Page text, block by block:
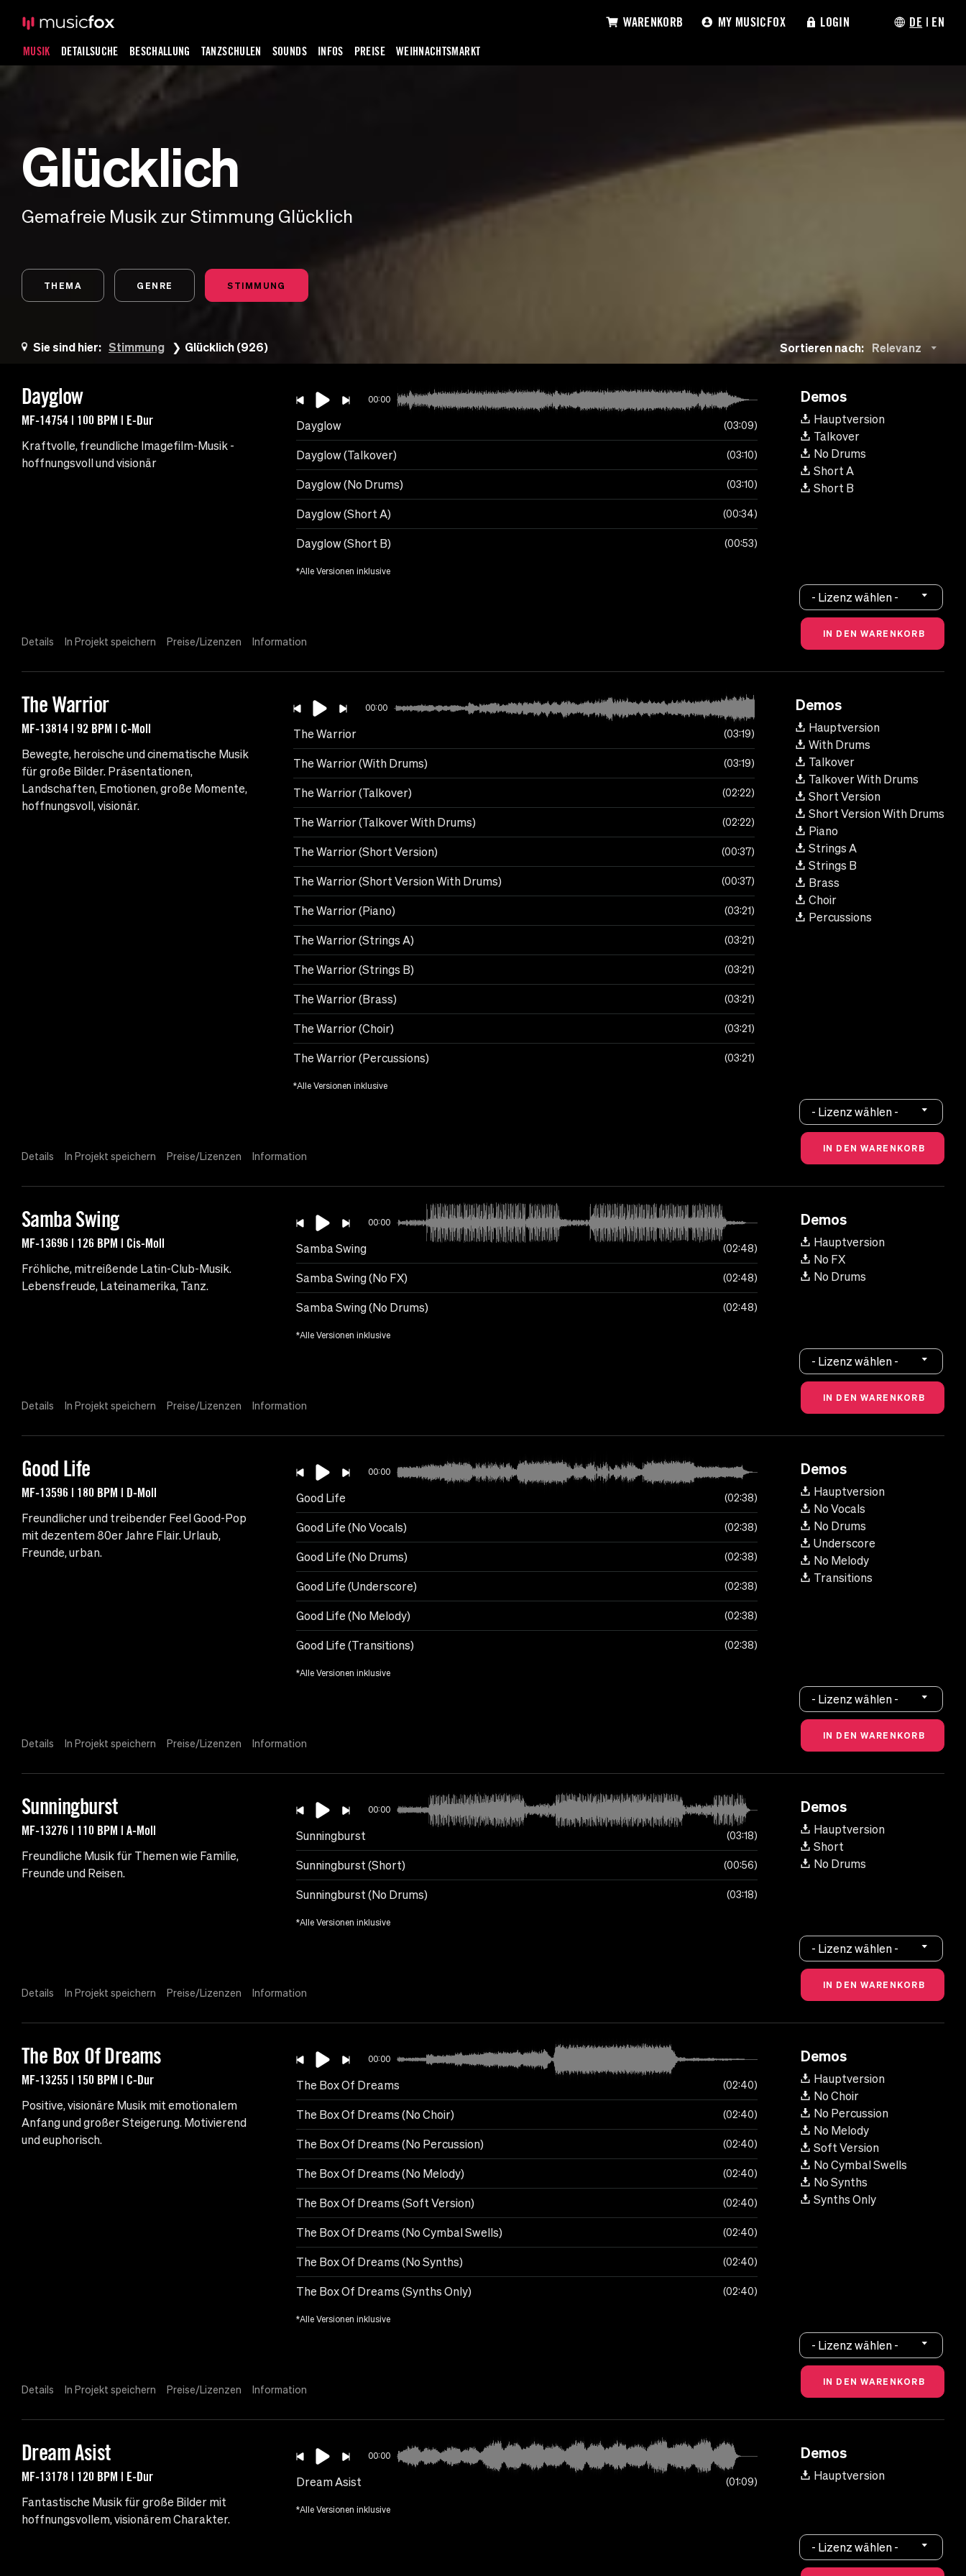
MUSIK DETAILSUCHE BESCHALLUNG TANZSCHULEN SOUNDS INFOS PREISE WEIHNACHTSMARKT
WARENKORB MY MUSICFOX LOGIN DE | EN
Glücklich
Gemafreie Musik zur Stimmung Glücklich
THEMA GENRE STIMMUNG
Sie sind hier: Stimmung Glücklich (926) Sortieren nach: Relevanz
Dayglow
MF-14754 | 100 BPM | E-Dur
Kraftvolle, freundliche Imagefilm-Musik -
hoffnungsvoll und visionär
00:00
Dayglow 03:09
Dayglow (Talkover) 03:10
Dayglow (No Drums) 03:10
Dayglow (Short A) 00:34
Dayglow (Short B) 00:53
*Alle Versionen inklusive
Demos
Hauptversion
Talkover
No Drums
Short A
Short B
Details In Projekt speichern Preise/Lizenzen Information
- Lizenz wählen -
The Warrior
MF-13814 | 92 BPM | C-Moll
Bewegte, heroische und cinematische Musik
für große Bilder. Präsentationen,
Landschaften, Emotionen, große Momente,
hoffnungsvoll, visionär.
00:00
The Warrior 03:19
The Warrior (With Drums) 03:19
The Warrior (Talkover) 02:22
The Warrior (Talkover With Drums) 02:22
The Warrior (Short Version) 00:37
The Warrior (Short Version With Drums) 00:37
The Warrior (Piano) 03:21
The Warrior (Strings A) 03:21
The Warrior (Strings B) 03:21
The Warrior (Brass) 03:21
The Warrior (Choir) 03:21
The Warrior (Percussions) 03:21
*Alle Versionen inklusive
Demos
Hauptversion
With Drums
Talkover
Talkover With Drums
Short Version
Short Version With Drums
Piano
Strings A
Strings B
Brass
Choir
Percussions
Details In Projekt speichern Preise/Lizenzen Information
- Lizenz wählen -
Samba Swing
MF-13696 | 126 BPM | Cis-Moll
Fröhliche, mitreißende Latin-Club-Musik.
Lebensfreude, Lateinamerika, Tanz.
00:00
Samba Swing 02:48
Samba Swing (No FX) 02:48
Samba Swing (No Drums) 02:48
*Alle Versionen inklusive
Demos
Hauptversion
No FX
No Drums
Details In Projekt speichern Preise/Lizenzen Information
- Lizenz wählen -
Good Life
MF-13596 | 180 BPM | D-Moll
Freundlicher und treibender Feel Good-Pop
mit dezentem 80er Jahre Flair. Urlaub,
Freunde, urban.
00:00
Good Life 02:38
Good Life (No Vocals) 02:38
Good Life (No Drums) 02:38
Good Life (Underscore) 02:38
Good Life (No Melody) 02:38
Good Life (Transitions) 02:38
*Alle Versionen inklusive
Demos
Hauptversion
No Vocals
No Drums
Underscore
No Melody
Transitions
Details In Projekt speichern Preise/Lizenzen Information
- Lizenz wählen -
Sunningburst
MF-13276 | 110 BPM | A-Moll
Freundliche Musik für Themen wie Familie,
Freunde und Reisen.
00:00
Sunningburst 03:18
Sunningburst (Short) 00:56
Sunningburst (No Drums) 03:18
*Alle Versionen inklusive
Demos
Hauptversion
Short
No Drums
Details In Projekt speichern Preise/Lizenzen Information
- Lizenz wählen -
The Box Of Dreams
MF-13255 | 150 BPM | C-Dur
Positive, visionäre Musik mit emotionalem
Anfang und großer Steigerung. Motivierend
und euphorisch.
00:00
The Box Of Dreams 02:40
The Box Of Dreams (No Choir) 02:40
The Box Of Dreams (No Percussion) 02:40
The Box Of Dreams (No Melody) 02:40
The Box Of Dreams (Soft Version) 02:40
The Box Of Dreams (No Cymbal Swells) 02:40
The Box Of Dreams (No Synths) 02:40
The Box Of Dreams (Synths Only) 02:40
*Alle Versionen inklusive
Demos
Hauptversion
No Choir
No Percussion
No Melody
Soft Version
No Cymbal Swells
No Synths
Synths Only
Details In Projekt speichern Preise/Lizenzen Information
- Lizenz wählen -
Dream Asist
MF-13178 | 120 BPM | E-Dur
Fantastische Musik für große Bilder mit
hoffnungsvollem, visionärem Charakter.
00:00
Dream Asist 01:09
*Alle Versionen inklusive
Demos
Hauptversion
- Lizenz wählen -